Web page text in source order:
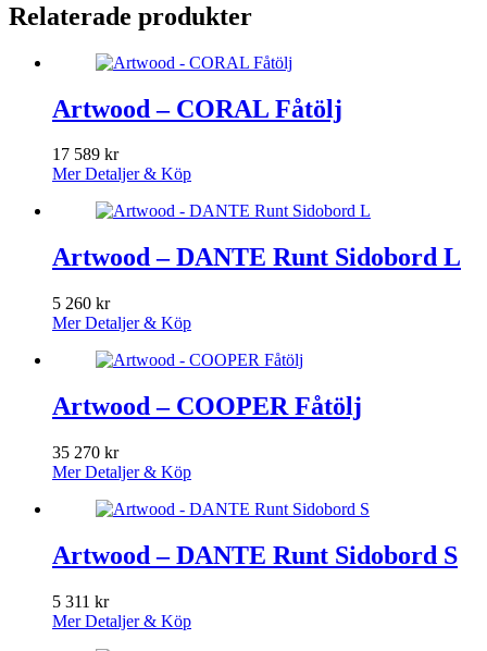
Relaterade produkter
Artwood – CORAL Fåtölj
17 589 kr
Mer Detaljer & Köp
Artwood – DANTE Runt Sidobord L
5 260 kr
Mer Detaljer & Köp
Artwood – COOPER Fåtölj
35 270 kr
Mer Detaljer & Köp
Artwood – DANTE Runt Sidobord S
5 311 kr
Mer Detaljer & Köp